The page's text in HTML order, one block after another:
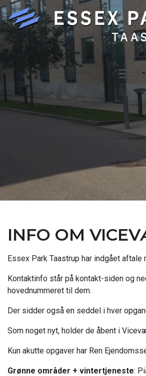
Gå
til
hovedindhold
INFO OM
Essex Park Taastrup har indgået
Kontaktinfo står på kontakt-siden og
hovednummeret til dem.
Der sidder også en seddel i hver
Som noget nyt, holder de åbent i
Kun akutte opgaver har Ren
Grønne områder + vintertjeneste: